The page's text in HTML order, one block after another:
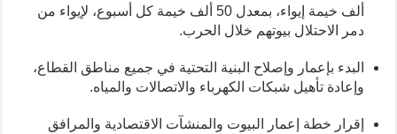
ألف خيمة إيواء، بمعدل 50 ألف خيمة كل أسبوع، لإيواء من
دمر الاحتلال بيوتهم خلال الحرب.
البدء بإعمار وإصلاح البنية التحتية في جميع مناطق القطاع،
وإعادة تأهيل شبكات الكهرباء والاتصالات والمياه.
إقرار خطة إعمار البيوت والمنشآت الاقتصادية والمرافق